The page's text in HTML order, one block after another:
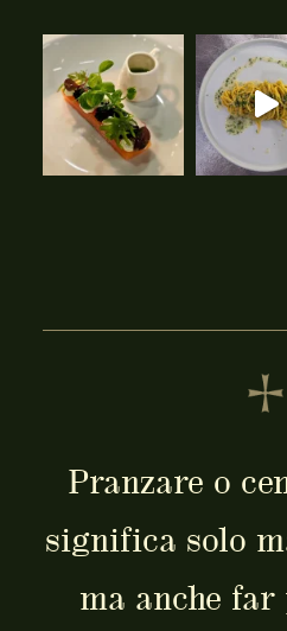
Pranzare o
significa solo
ma anche